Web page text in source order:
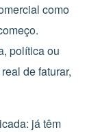
como
política ou
de faturar,
já têm